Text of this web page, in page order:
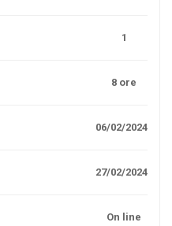
1
8 ore
06/02/2024
27/02/2024
On line